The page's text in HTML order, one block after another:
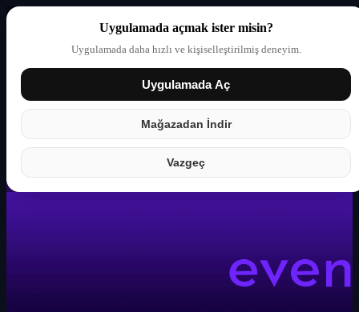
Uygulamada açmak ister misin?
Uygulamada daha hızlı ve kişiselleştirilmiş deneyim.
Uygulamada Aç
Mağazadan İndir
Vazgeç
Giriş yap Partner